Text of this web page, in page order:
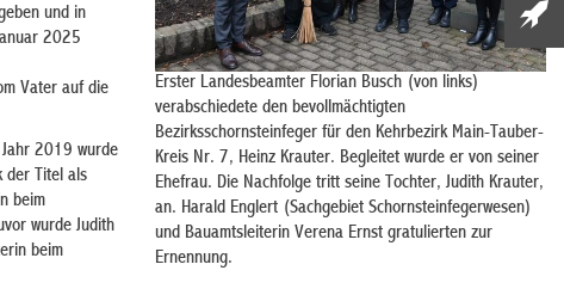
und in
2025
Vater auf die
2019 wurde
der Titel als
beim
wurde Judith
beim
Erster Landesbeamter Florian Busch (von links)
verabschiedete den bevollmächtigten
Bezirksschornsteinfeger für den Kehrbezirk Main-Tauber-
Kreis Nr. 7, Heinz Krauter. Begleitet wurde er von seiner
Ehefrau. Die Nachfolge tritt seine Tochter, Judith Krauter,
an. Harald Englert (Sachgebiet Schornsteinfegerwesen)
und Bauamtsleiterin Verena Ernst gratulierten zur
Ernennung.